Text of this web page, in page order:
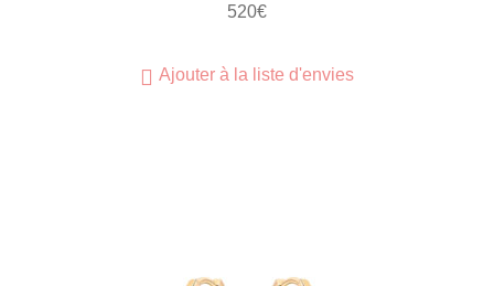
520€
Ajouter à la liste d'envies